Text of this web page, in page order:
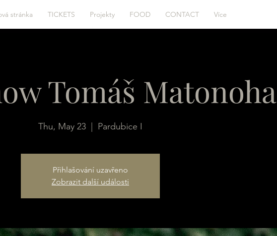
stránka TICKETS Projekty FOOD CONTACT Více
Tomáš Matonoha
Thu, May 23 Pardubice I
Přihlašování uzavřeno
Zobrazit další události